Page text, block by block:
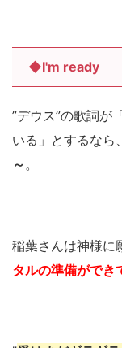
◆I'm ready
”デウス”の歌詞が
いる」とするなら、
～。
稲葉さんは神様に
タルの準備ができ